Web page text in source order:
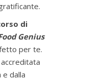
di
Genius
per te.
e dalla